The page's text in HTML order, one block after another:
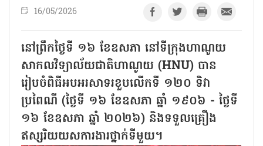
16/05/2026
នៅព្រឹកថ្ងៃទី ១៦ ខែឧសភា នៅទីក្រុងហាណូយ
សាកលវិទ្យាល័យជាតិហាណូយ (HNU) បាន
រៀបចំពិធីអបអរសាទរខួបលើកទី ១២០ ទិវា
ប្រពៃណី (ថ្ងៃទី ១៦ ខែឧសភា ឆ្នាំ ១៩០៦ - ថ្ងៃទី
១៦ ខែឧសភា ឆ្នាំ ២០២៦) និងទទួលគ្រឿង
ឥស្សរិយយសការងារថ្នាក់ទីមួយ។